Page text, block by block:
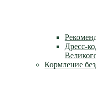
Дресс-
Кормление